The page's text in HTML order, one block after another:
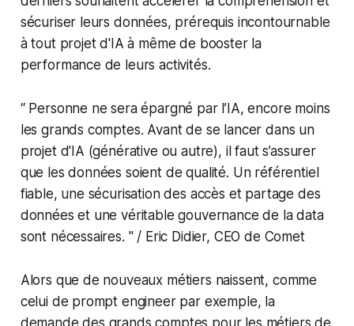
sécuriser leurs données, prérequis incontournable
à tout projet d'IA à même de booster la
performance de leurs activités.
“ Personne ne sera épargné par l’IA, encore moins
les grands comptes. Avant de se lancer dans un
projet d'IA (générative ou autre), il faut s’assurer
que les données soient de qualité. Un référentiel
fiable, une sécurisation des accès et partage des
données et une véritable gouvernance de la data
sont nécessaires. " / Eric Didier, CEO de Comet
Alors que de nouveaux métiers naissent, comme
celui de prompt engineer par exemple, la
demande des grands comptes pour les métiers de